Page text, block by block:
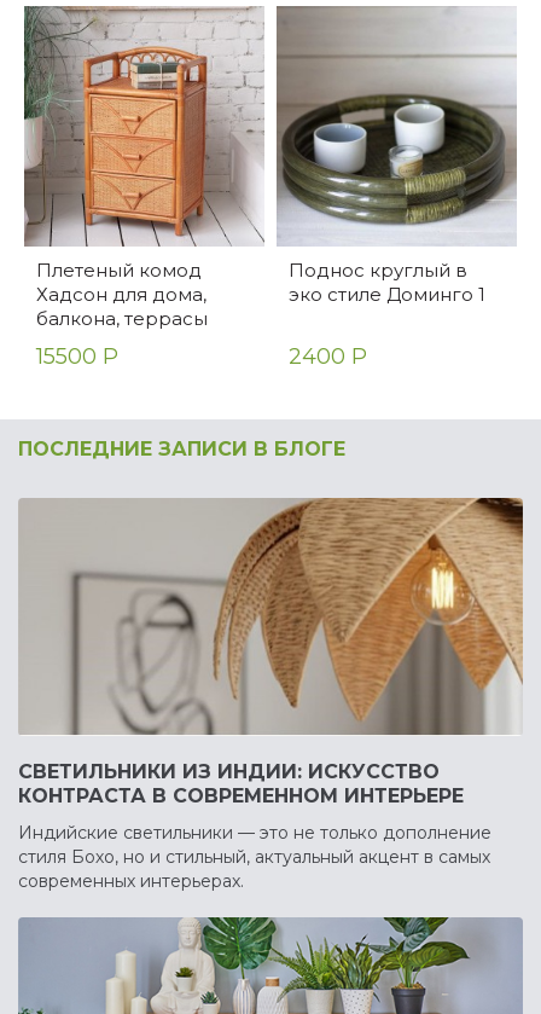
Плетеный комод
Хадсон для дома,
балкона, террасы
15500 Р
Поднос круглый в
эко стиле Доминго 1
2400 Р
ПОСЛЕДНИЕ ЗАПИСИ В БЛОГЕ
СВЕТИЛЬНИКИ ИЗ ИНДИИ: ИСКУССТВО
КОНТРАСТА В СОВРЕМЕННОМ ИНТЕРЬЕРЕ
Индийские светильники — это не только дополнение
стиля Бохо, но и стильный, актуальный акцент в самых
современных интерьерах.